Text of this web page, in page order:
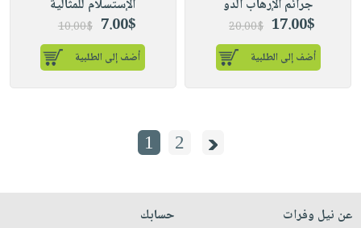
جرائم الإرهاب الدو
17.00$
20.00$
أضف إلى الطلبية
الإستسلام للمثالية
7.00$
10.00$
أضف إلى الطلبية
1 2
عن نيل وفرات
حسابك